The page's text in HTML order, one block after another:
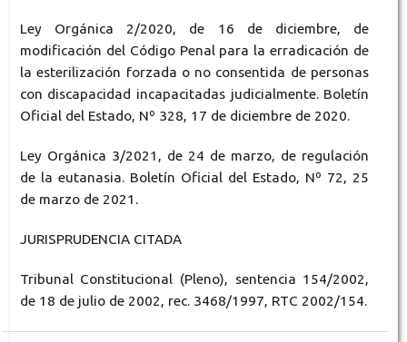
Ley Orgánica 2/2020, de 16 de diciembre, de
modificación del Código Penal para la erradicación de
la esterilización forzada o no consentida de personas
con discapacidad incapacitadas judicialmente. Boletín
Oficial del Estado, Nº 328, 17 de diciembre de 2020.
Ley Orgánica 3/2021, de 24 de marzo, de regulación
de la eutanasia. Boletín Oficial del Estado, Nº 72, 25
de marzo de 2021.
JURISPRUDENCIA CITADA
Tribunal Constitucional (Pleno), sentencia 154/2002,
de 18 de julio de 2002, rec. 3468/1997, RTC 2002/154.